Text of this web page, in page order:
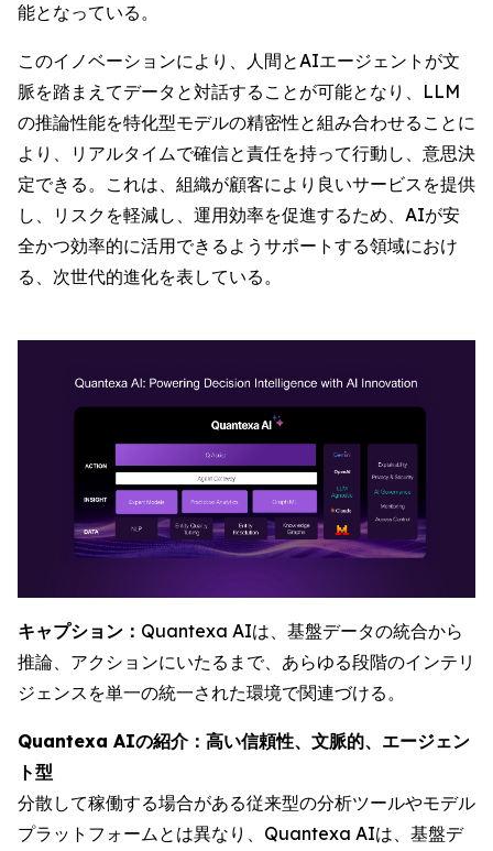
能となっている。
このイノベーションにより、人間とAIエージェントが文
脈を踏まえてデータと対話することが可能となり、LLM
の推論性能を特化型モデルの精密性と組み合わせることに
より、リアルタイムで確信と責任を持って行動し、意思決
定できる。これは、組織が顧客により良いサービスを提供
し、リスクを軽減し、運用効率を促進するため、AIが安
全かつ効率的に活用できるようサポートする領域におけ
る、次世代的進化を表している。
キャプション： Quantexa AIは、基盤データの統合から
推論、アクションにいたるまで、あらゆる段階のインテリ
ジェンスを単一の統一された環境で関連づける。
Quantexa AIの紹介：高い信頼性、文脈的、エージェン
ト型
分散して稼働する場合がある従来型の分析ツールやモデル
プラットフォームとは異なり、Quantexa AIは、基盤デ